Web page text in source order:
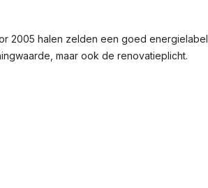
2005 halen zelden een goed energielabel
maar ook de renovatieplicht.